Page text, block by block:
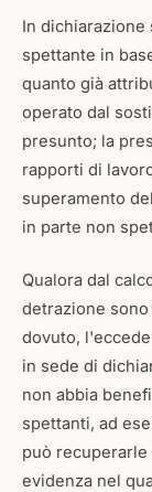
In dichiarazione
spettante in
quanto già
operato dal
presunto; la
rapporti di
superamento
in parte non
Qualora dal
detrazione
dovuto,
in sede di
non abbia
spettanti, ad
può
evidenza nel